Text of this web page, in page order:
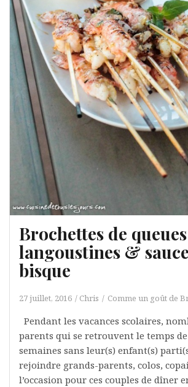
Brochettes de
langoustines &
bisque
27 juillet, 2016 Chris Comme un goût de
Pendant les vacances scolaires,
parents qui se retrouvent le temps
semaines sans leur(s) enfant(s)
rejoindre grands-parents, colos,
l’occasion pour ces couples de dîner